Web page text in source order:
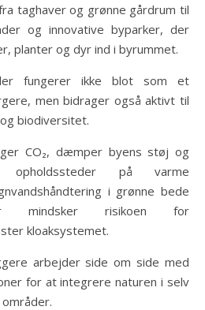
taghaver og grønne gårdrum til
og innovative byparker, der
planter og dyr ind i byrummet.
fungerer ikke blot som et
men bidrager også aktivt til
biodiversitet.
CO₂, dæmper byens støj og
opholdssteder på varme
i grønne bede
mindsker risikoen for
kloaksystemet.
arbejder side om side med
for at integrere naturen i selv